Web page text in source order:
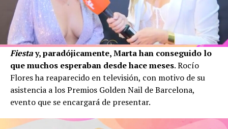
Fiestay, paradójicamente, Marta han conseguido lo
que muchos esperaban desde hace meses. Rocío
Flores ha reaparecido en televisión, con motivo de su
asistencia a los Premios Golden Nail de Barcelona,
evento que se encargará de presentar.